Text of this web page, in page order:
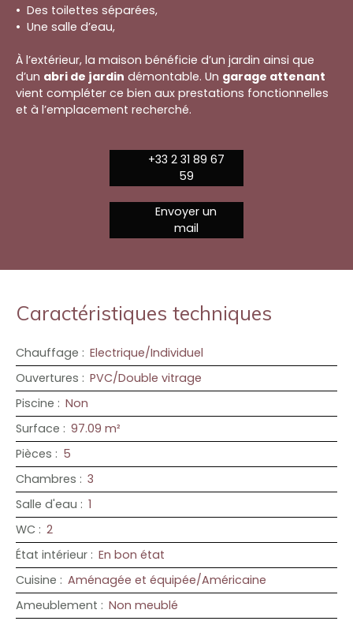
Des toilettes séparées,
Une salle d’eau,
À l’extérieur, la maison bénéficie d’un jardin ainsi que
d’un abri de jardin démontable. Un garage attenant
vient compléter ce bien aux prestations fonctionnelles
et à l’emplacement recherché.
+33 2 31 89 67
59
Envoyer un
mail
Caractéristiques techniques
Chauffage : Electrique/Individuel
Ouvertures : PVC/Double vitrage
Piscine : Non
Surface : 97.09 m²
Pièces : 5
Chambres : 3
Salle d'eau : 1
WC : 2
État intérieur : En bon état
Cuisine : Aménagée et équipée/Américaine
Ameublement : Non meublé